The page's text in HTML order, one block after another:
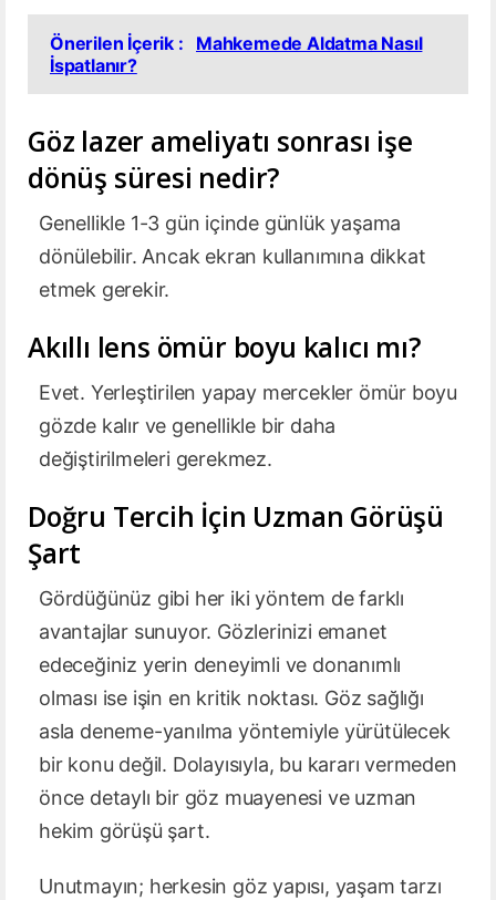
Önerilen İçerik :
Mahkemede Aldatma Nasıl
İspatlanır?
Göz lazer ameliyatı sonrası işe
dönüş süresi nedir?
Genellikle 1-3 gün içinde günlük yaşama
dönülebilir. Ancak ekran kullanımına dikkat
etmek gerekir.
Akıllı lens ömür boyu kalıcı mı?
Evet. Yerleştirilen yapay mercekler ömür boyu
gözde kalır ve genellikle bir daha
değiştirilmeleri gerekmez.
Doğru Tercih İçin Uzman Görüşü
Şart
Gördüğünüz gibi her iki yöntem de farklı
avantajlar sunuyor. Gözlerinizi emanet
edeceğiniz yerin deneyimli ve donanımlı
olması ise işin en kritik noktası. Göz sağlığı
asla deneme-yanılma yöntemiyle yürütülecek
bir konu değil. Dolayısıyla, bu kararı vermeden
önce detaylı bir göz muayenesi ve uzman
hekim görüşü şart.
Unutmayın; herkesin göz yapısı, yaşam tarzı